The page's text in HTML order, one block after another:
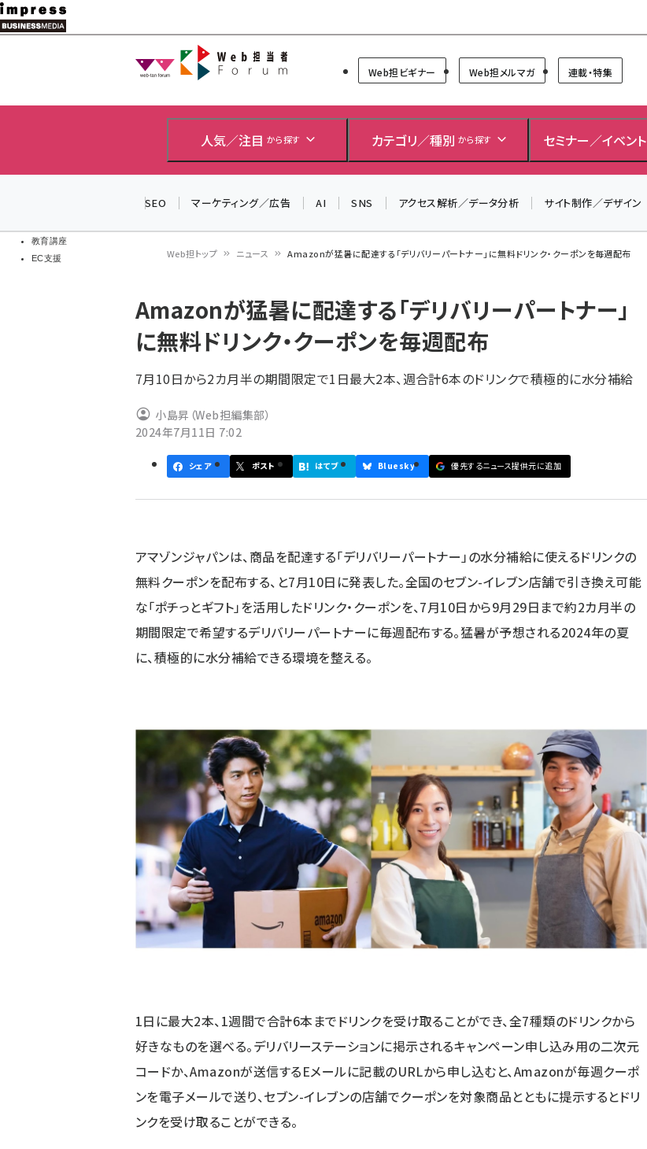
メ
イ
教育講座
EC支援
Web担当者Forum
Web担ビギナー Web担メルマガ 連載・特集
人気／注目 から探す カテゴリ／種別 から探す セミナー／イベント
SEO マーケティング／広告 AI SNS アクセス解析／データ分析 サイト制作／デザイン
ン
く
ず
Web担トップ ニュース Amazonが猛暑に配達する「デリバリーパートナー」に無料ドリンク・クーポンを毎週配布
Amazonが猛暑に配達する「デリバリーパートナー」
に無料ドリンク・クーポンを毎週配布
7月10日から2カ月半の期間限定で1日最大2本、週合計6本のドリンクで積極的に水分補給
小島昇（Web担編集部）
2024年7月11日 7:02
シェア ポスト はてブ Bluesky 優先するニュース提供元に追加
アマゾンジャパンは、商品を配達する「デリバリーパートナー」の水分補給に使えるドリンクの
無料クーポンを配布する、と7月10日に発表した。全国のセブン-イレブン店舗で引き換え可能
な「ポチっとギフト」を活用したドリンク・クーポンを、7月10日から9月29日まで約2カ月半の
期間限定で希望するデリバリーパートナーに毎週配布する。猛暑が予想される2024年の夏
に、積極的に水分補給できる環境を整える。
1日に最大2本、1週間で合計6本までドリンクを受け取ることができ、全7種類のドリンクから
好きなものを選べる。デリバリーステーションに掲示されるキャンペーン申し込み用の二次元
コードか、Amazonが送信するEメールに記載のURLから申し込むと、Amazonが毎週クーポ
ンを電子メールで送り、セブン-イレブンの店舗でクーポンを対象商品とともに提示するとドリ
ンクを受け取ることができる。
＼ 読者アンケートにご協力ください ／
▼アンケートページはこちらから▼